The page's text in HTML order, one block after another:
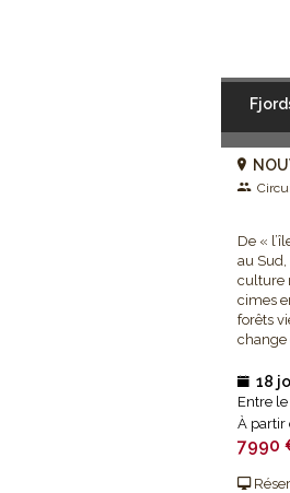
Pour
De «
au
culture
cimes
forêts
change
18
Entre
À partir
7990